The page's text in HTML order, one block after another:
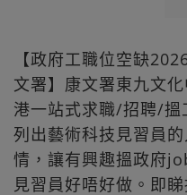
【政府工職位空缺
文署】康文署東九文
港一站式求職/招聘/
列出藝術科技見習員
情，讓有興趣搵政府
見習員好唔好做。即睇